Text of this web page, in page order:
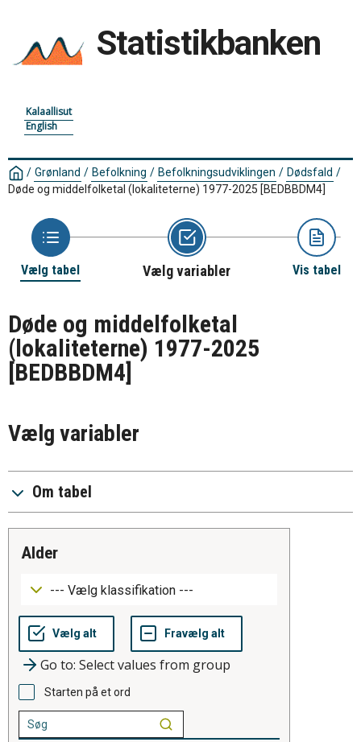
Statistikbanken
Kalaallisut
English
/ Grønland / Befolkning / Befolkningsudviklingen / Dødsfald /
Døde og middelfolketal (lokaliteterne) 1977-2025 [BEDBBDM4]
Vælg tabel Vælg variabler Vis tabel
Døde og middelfolketal
(lokaliteterne) 1977-2025
[BEDBBDM4]
Vælg variabler
Om tabel
alder
Go to: Select values from group
Starten på et ord